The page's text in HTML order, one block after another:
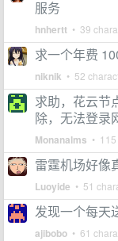
服务
hnhertt • 39
求一个年费
niknik • 52
求助，花云节
除，无法登录
Monanalms •
雷霆机场好像
Luoyide • 51
发现一个每天
ajibobo • 61